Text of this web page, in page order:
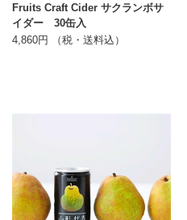
Fruits Craft Cider サクランボサ
イダー 30缶入
4,860円 （税・送料込）